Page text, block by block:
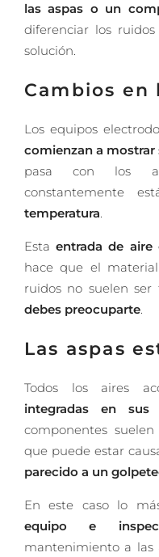
las aspas o un
diferenciar los
solución.
Cambios en
Los equipos
comienzan a mostrar
pasa con los
constantemente
temperatura.
Estaentrada de
hace que el
ruidos no suelen ser
debes preocuparte.
Las aspas
Todos los aires
integradas en sus
componentes suelen
que puede estar
parecido a un
En este caso lo
equipo e
mantenimiento a las